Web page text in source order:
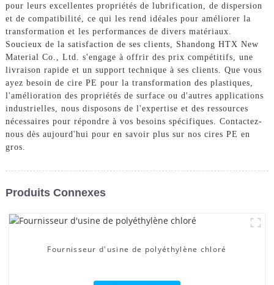
pour leurs excellentes propriétés de lubrification, de dispersion
et de compatibilité, ce qui les rend idéales pour améliorer la
transformation et les performances de divers matériaux.
Soucieux de la satisfaction de ses clients, Shandong HTX New
Material Co., Ltd. s'engage à offrir des prix compétitifs, une
livraison rapide et un support technique à ses clients. Que vous
ayez besoin de cire PE pour la transformation des plastiques,
l'amélioration des propriétés de surface ou d'autres applications
industrielles, nous disposons de l'expertise et des ressources
nécessaires pour répondre à vos besoins spécifiques. Contactez-
nous dès aujourd'hui pour en savoir plus sur nos cires PE en
gros.
Produits Connexes
Fournisseur d'usine de polyéthylène chloré